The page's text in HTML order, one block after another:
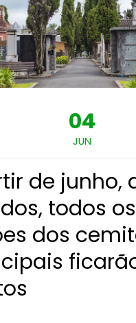
04
JUN
de junho,
todos os
dos